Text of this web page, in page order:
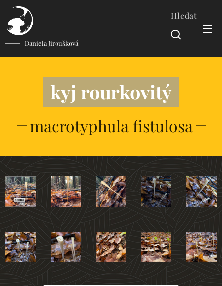
Daniela Jiroušková
Hledat
kyj rourkovitý
macrotyphula fistulosa